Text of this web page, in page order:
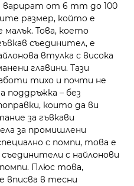
от 6 mm до 100
размер, който е
Това, което
съединител, е
втулка с висока
главини. Тази
тихо и почти не
поддръжка – без
които да ви
за гъвкави
за промишлени
с помпи, това е
с найлонови
помпи. Плюс това,
вписва в тесни